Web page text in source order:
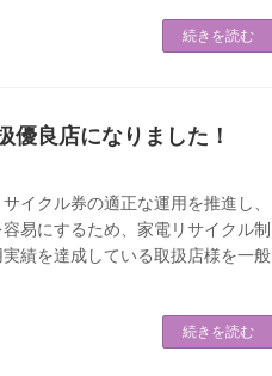
続きを読む
優良店になりました！
イクル券の適正な運用を推進し、
易にするため、家電リサイクル制
績を達成している取扱店様を一般
続きを読む